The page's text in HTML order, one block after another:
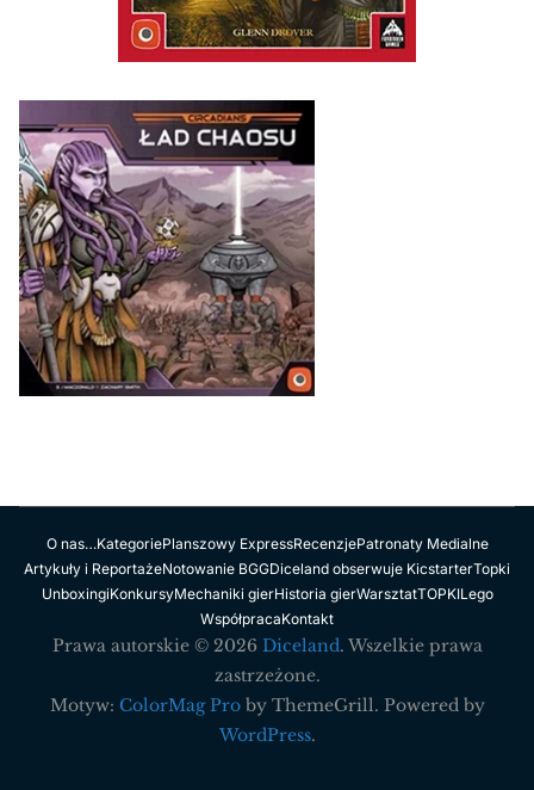
O nas…KategoriePlanszowy ExpressRecenzjePatronaty Medialne
Artykuły i ReportażeNotowanie BGGDiceland obserwuje KicstarterTopki
UnboxingiKonkursyMechaniki gierHistoria gierWarsztatTOPKILego
WspółpracaKontakt
Prawa autorskie © 2026 Diceland. Wszelkie prawa
zastrzeżone.
Motyw: ColorMag Proby ThemeGrill. Powered by
WordPress.